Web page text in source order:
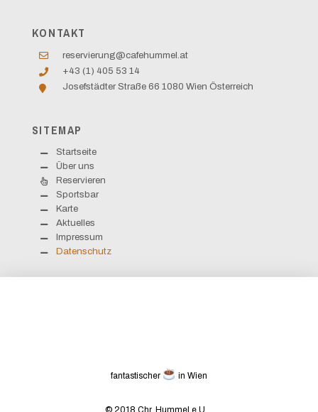
KONTAKT
reservierung@cafehummel.at
+43 (1) 405 53 14
Josefstädter Straße 66 1080 Wien Österreich
SITEMAP
Startseite
Über uns
Reservieren
Sportsbar
Karte
Aktuelles
Impressum
Datenschutz
fantastischer in Wien